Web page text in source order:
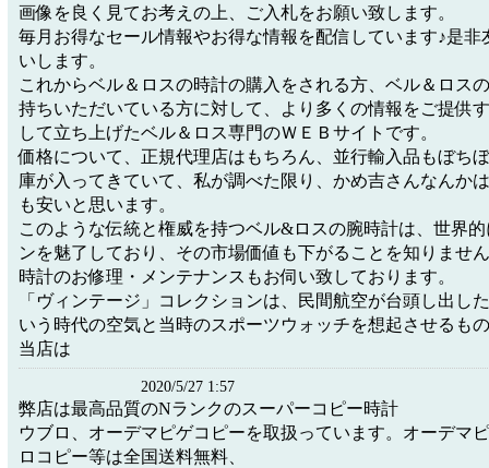
画像を良く見てお考えの上、ご入札をお願い致します。
毎月お得なセール情報やお得な情報を配信しています♪是非
いします。
これからベル＆ロスの時計の購入をされる方、ベル＆ロス
持ちいただいている方に対して、より多くの情報をご提供
して立ち上げたベル＆ロス専門のＷＥＢサイトです。
価格について、正規代理店はもちろん、並行輸入品もぼち
庫が入ってきていて、私が調べた限り、かめ吉さんなんか
も安いと思います。
このような伝統と権威を持つベル&ロスの腕時計は、世界
ンを魅了しており、その市場価値も下がることを知りませ
時計のお修理・メンテナンスもお伺い致しております。
「ヴィンテージ」コレクションは、民間航空が台頭し出し
いう時代の空気と当時のスポーツウォッチを想起させるも
当店は
2020/5/27 1:57
弊店は最高品質のNランクのスーパーコピー時計
ウブロ、オーデマピゲコピーを取扱っています。オーデマ
ロコピー等は全国送料無料、